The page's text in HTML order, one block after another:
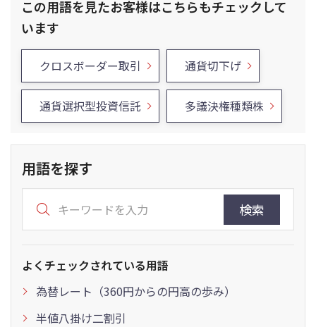
この用語を見たお客様はこちらもチェックして
います
クロスボーダー取引 通貨切下げ
通貨選択型投資信託 多議決権種類株
用語を探す
検索
よくチェックされている用語
為替レート（360円からの円高の歩み）
半値八掛け二割引